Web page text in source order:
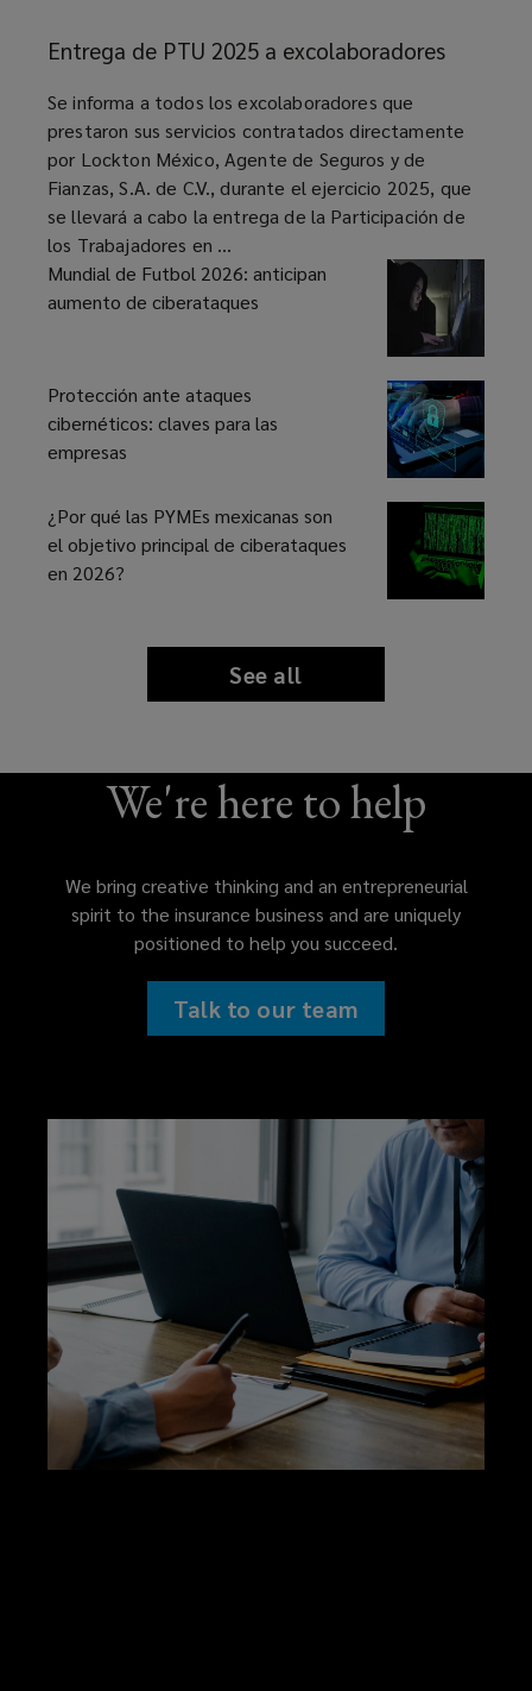
de
2025
a
excolaboradores
Entrega de PTU 2025 a excolaboradores
article
Se informa a todos los excolaboradores que
prestaron sus servicios contratados directamente
por Lockton México, Agente de Seguros y de
Fianzas, S.A. de C.V., durante el ejercicio 2025, que
se llevará a cabo la entrega de la Participación de
los Trabajadores en ...
Mundial de Futbol 2026: anticipan
aumento de ciberataques
Protección ante ataques
cibernéticos: claves para las
empresas
¿Por qué las PYMEs mexicanas son
el objetivo principal de ciberataques
en 2026?
See all
news
and
We're here to help
We bring creative thinking and an entrepreneurial
spirit to the insurance business and are uniquely
positioned to help you succeed.
Talk to our team